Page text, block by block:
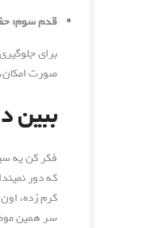
قدم سوم:
برای
صورت
ببین
فکر کن یه
که دور
کرم زده،
سر همین